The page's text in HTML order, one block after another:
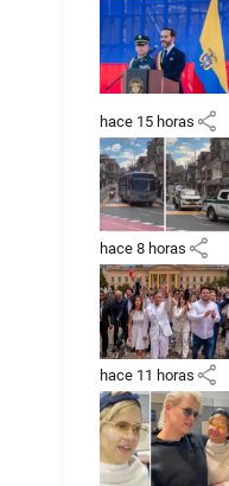
hace 15 horas share
hace 8 horas share
hace 11 horas share